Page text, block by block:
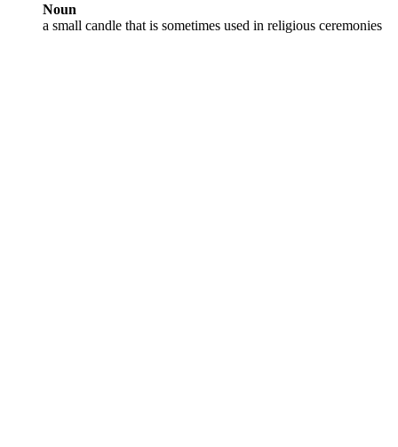
Noun
a small candle that is sometimes used in religious ceremonies